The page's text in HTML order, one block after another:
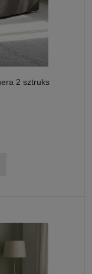
2 sztruks